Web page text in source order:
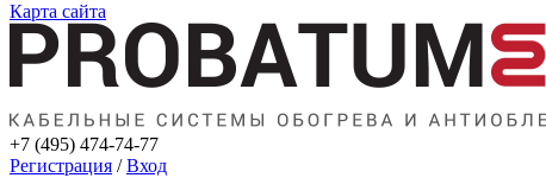
Карта сайта
+7 (495) 474-74-77
Регистрация /Вход